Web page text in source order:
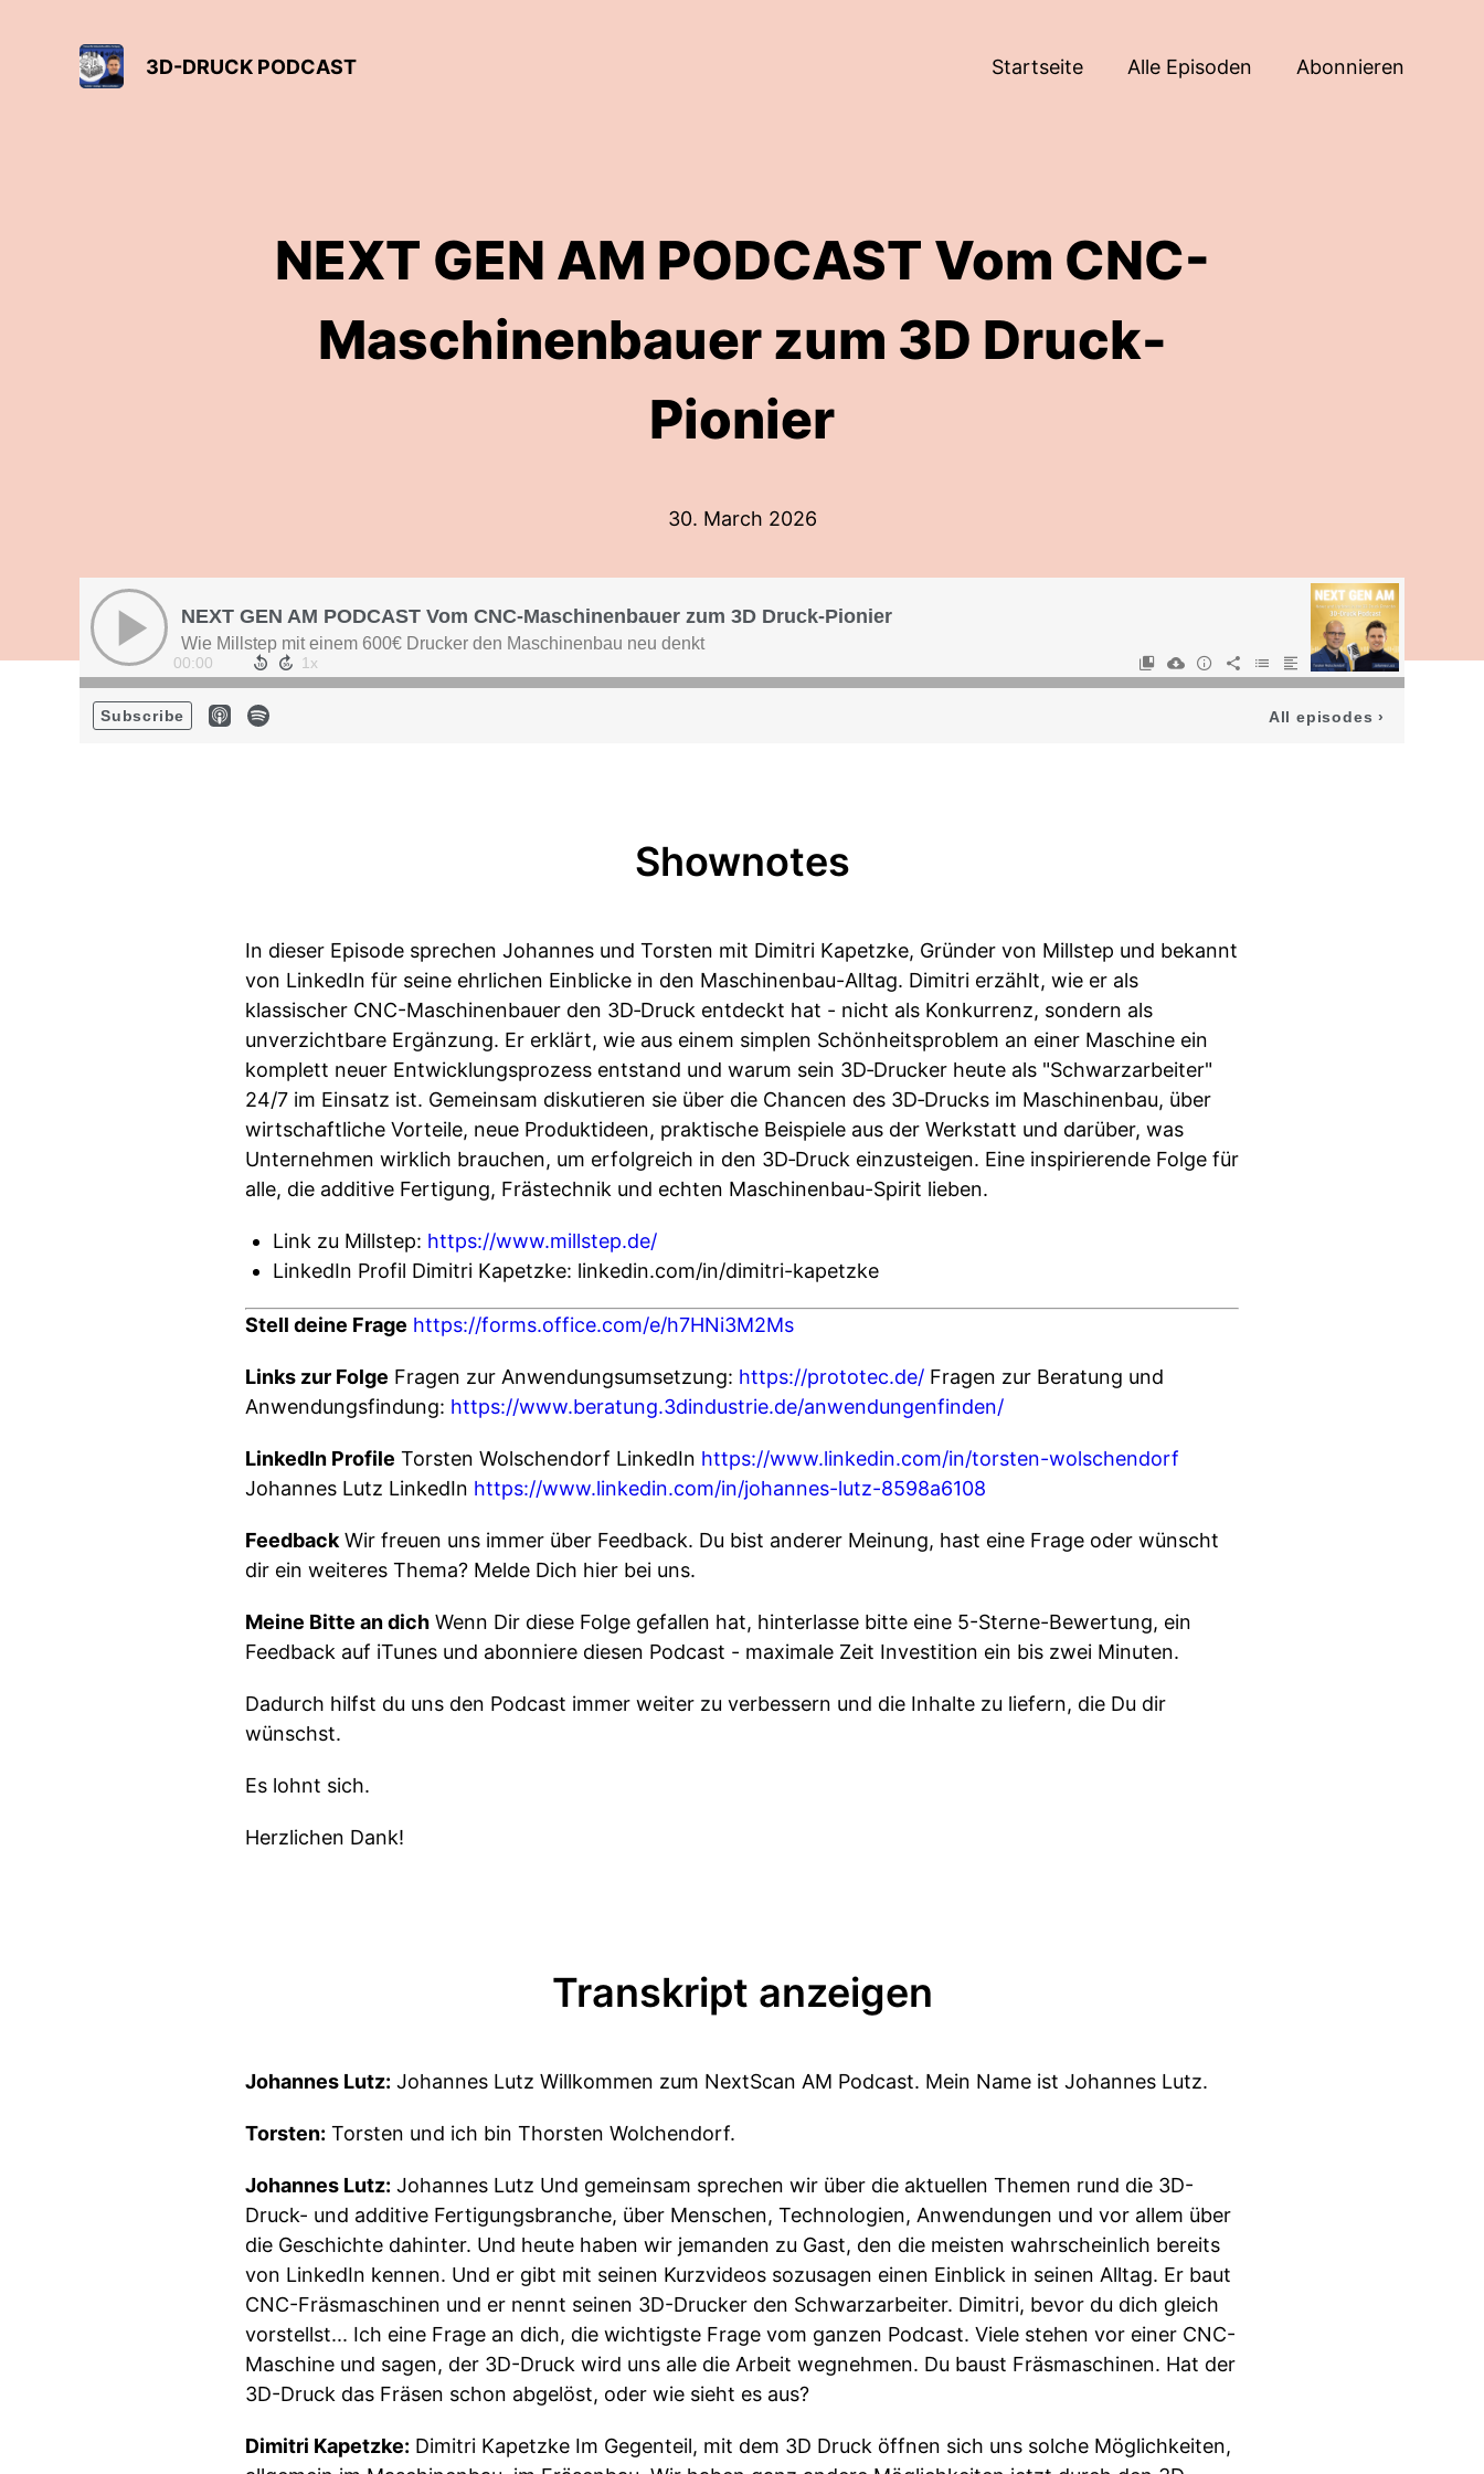
3D-DRUCK PODCAST Startseite Alle Episoden Abonnieren
NEXT GEN AM PODCAST Vom CNC-
Maschinenbauer zum 3D Druck-
Pionier
30. March 2026
NEXT GEN AM PODCAST Vom CNC-Maschinenbauer zum 3D Druck-Pionier
Wie Millstep mit einem 600€ Drucker den Maschinenbau neu denkt
00:00
Subscribe All episodes ›
Shownotes
In dieser Episode sprechen Johannes und Torsten mit Dimitri Kapetzke, Gründer von Millstep und bekannt
von LinkedIn für seine ehrlichen Einblicke in den Maschinenbau-Alltag. Dimitri erzählt, wie er als
klassischer CNC-Maschinenbauer den 3D‑Druck entdeckt hat - nicht als Konkurrenz, sondern als
unverzichtbare Ergänzung. Er erklärt, wie aus einem simplen Schönheitsproblem an einer Maschine ein
komplett neuer Entwicklungsprozess entstand und warum sein 3D‑Drucker heute als "Schwarzarbeiter"
24/7 im Einsatz ist. Gemeinsam diskutieren sie über die Chancen des 3D‑Drucks im Maschinenbau, über
wirtschaftliche Vorteile, neue Produktideen, praktische Beispiele aus der Werkstatt und darüber, was
Unternehmen wirklich brauchen, um erfolgreich in den 3D‑Druck einzusteigen. Eine inspirierende Folge für
alle, die additive Fertigung, Frästechnik und echten Maschinenbau-Spirit lieben.
Link zu Millstep: https://www.millstep.de/
LinkedIn Profil Dimitri Kapetzke: linkedin.com/in/dimitri-kapetzke
Stell deine Frage https://forms.office.com/e/h7HNi3M2Ms
Links zur Folge Fragen zur Anwendungsumsetzung: https://prototec.de/ Fragen zur Beratung und
Anwendungsfindung: https://www.beratung.3dindustrie.de/anwendungenfinden/
LinkedIn Profile Torsten Wolschendorf LinkedIn https://www.linkedin.com/in/torsten-wolschendorf
Johannes Lutz LinkedIn https://www.linkedin.com/in/johannes-lutz-8598a6108
Feedback Wir freuen uns immer über Feedback. Du bist anderer Meinung, hast eine Frage oder wünscht
dir ein weiteres Thema? Melde Dich hier bei uns.
Meine Bitte an dich Wenn Dir diese Folge gefallen hat, hinterlasse bitte eine 5-Sterne-Bewertung, ein
Feedback auf iTunes und abonniere diesen Podcast - maximale Zeit Investition ein bis zwei Minuten.
Dadurch hilfst du uns den Podcast immer weiter zu verbessern und die Inhalte zu liefern, die Du dir
wünschst.
Es lohnt sich.
Herzlichen Dank!
Transkript anzeigen
Johannes Lutz: Johannes Lutz Willkommen zum NextScan AM Podcast. Mein Name ist Johannes Lutz.
Torsten: Torsten und ich bin Thorsten Wolchendorf.
Johannes Lutz: Johannes Lutz Und gemeinsam sprechen wir über die aktuellen Themen rund die 3D-
Druck- und additive Fertigungsbranche, über Menschen, Technologien, Anwendungen und vor allem über
die Geschichte dahinter. Und heute haben wir jemanden zu Gast, den die meisten wahrscheinlich bereits
von LinkedIn kennen. Und er gibt mit seinen Kurzvideos sozusagen einen Einblick in seinen Alltag. Er baut
CNC-Fräsmaschinen und er nennt seinen 3D-Drucker den Schwarzarbeiter. Dimitri, bevor du dich gleich
vorstellst... Ich eine Frage an dich, die wichtigste Frage vom ganzen Podcast. Viele stehen vor einer CNC-
Maschine und sagen, der 3D-Druck wird uns alle die Arbeit wegnehmen. Du baust Fräsmaschinen. Hat der
3D-Druck das Fräsen schon abgelöst, oder wie sieht es aus?
Dimitri Kapetzke: Dimitri Kapetzke Im Gegenteil, mit dem 3D Druck öffnen sich uns solche Möglichkeiten,